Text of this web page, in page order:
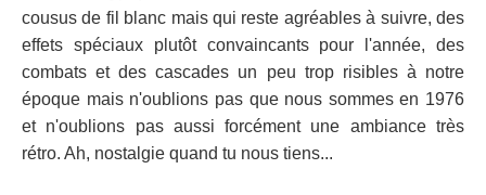
cousus de fil blanc mais qui reste agréables à suivre, des
effets spéciaux plutôt convaincants pour l'année, des
combats et des cascades un peu trop risibles à notre
époque mais n'oublions pas que nous sommes en 1976
et n'oublions pas aussi forcément une ambiance très
rétro. Ah, nostalgie quand tu nous tiens...